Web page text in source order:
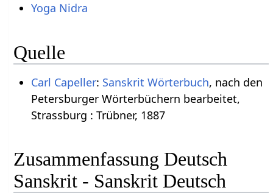
Yoga Nidra
Quelle
Carl Capeller: Sanskrit Wörterbuch, nach den
Petersburger Wörterbüchern bearbeitet,
Strassburg : Trübner, 1887
Zusammenfassung Deutsch
Sanskrit - Sanskrit Deutsch